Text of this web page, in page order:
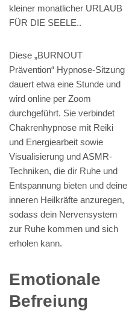
kleiner monatlicher URLAUB
FÜR DIE SEELE..
Diese „BURNOUT
Prävention“ Hypnose-Sitzung
dauert etwa eine Stunde und
wird online per Zoom
durchgeführt. Sie verbindet
Chakrenhypnose mit Reiki
und Energiearbeit sowie
Visualisierung und ASMR-
Techniken, die dir Ruhe und
Entspannung bieten und deine
inneren Heilkräfte anzuregen,
sodass dein Nervensystem
zur Ruhe kommen und sich
erholen kann.
Emotionale
Befreiung